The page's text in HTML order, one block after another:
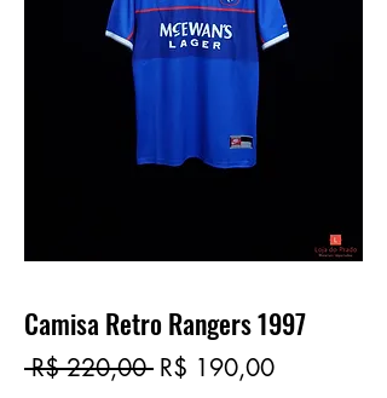
Camisa Retro Rangers 1997
R$ 220,00 Preço
R$ 190,00Preço